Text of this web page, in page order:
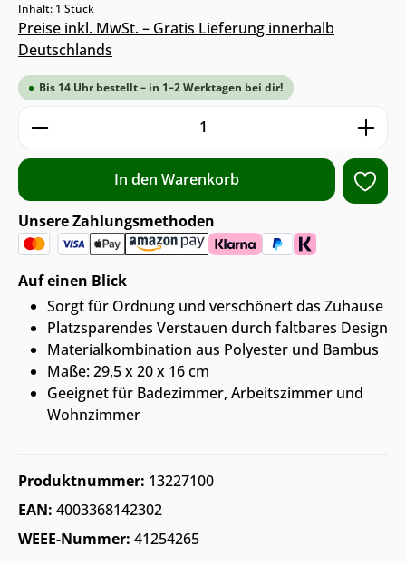
Inhalt: 1 Stück
Preise inkl. MwSt. – Gratis Lieferung innerhalb
Deutschlands
Bis 14 Uhr bestellt – in 1–2 Werktagen bei dir!
Produkt Anzahl: Gib den
In den Warenkorb
Unsere Zahlungsmethoden
Auf einen Blick
Sorgt für Ordnung und verschönert das Zuhause
Platzsparendes Verstauen durch faltbares Design
Materialkombination aus Polyester und Bambus
Maße: 29,5 x 20 x 16 cm
Geeignet für Badezimmer, Arbeitszimmer und
Wohnzimmer
Produktnummer: 13227100
EAN: 4003368142302
WEEE-Nummer: 41254265